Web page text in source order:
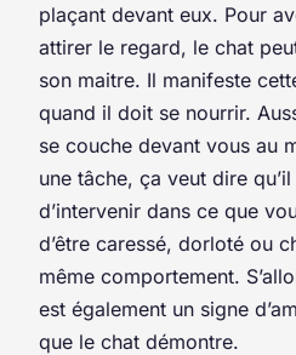
plaçant devant eux. Pour
attirer le regard, le chat
son maitre. Il manifeste
quand il doit se nourrir.
se couche devant vous au
une tâche, ça veut dire
d’intervenir dans ce que
d’être caressé, dorloté ou
même comportement.
est également un signe
que le chat démontre.